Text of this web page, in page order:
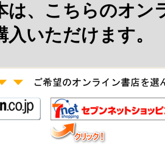
は、こちらのオン
入いただけます。